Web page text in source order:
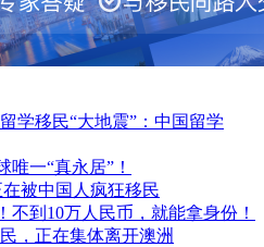
学移民“大地震”：中国留学
一“真永居”！
被中国人疯狂移民
不到10万人民币，就能拿身份！
，正在集体离开澳洲